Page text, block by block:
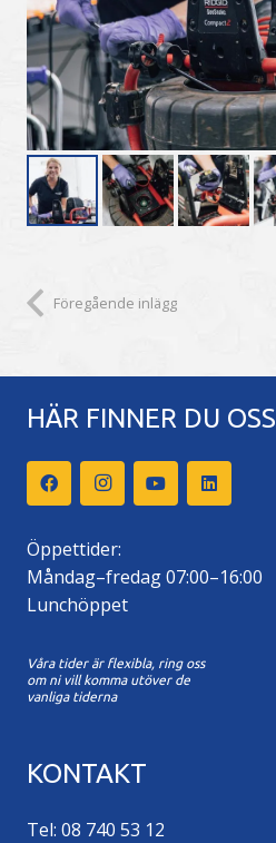
Föregående inlägg
HÄR FINNER DU OSS
Öppettider:
Måndag–fredag 07:00–16:00
Lunchöppet
Våra tider är flexibla, ring oss
om ni vill komma utöver de
vanliga tiderna
KONTAKT
Tel: 08 740 53 12